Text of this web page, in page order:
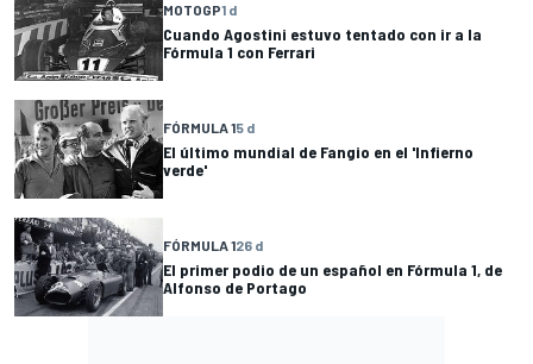
MOTOGP1 d
Cuando Agostini estuvo tentado con ir a la
Fórmula 1 con Ferrari
FÓRMULA 15 d
El último mundial de Fangio en el 'Infierno
verde'
FÓRMULA 126 d
El primer podio de un español en Fórmula 1, de
Alfonso de Portago